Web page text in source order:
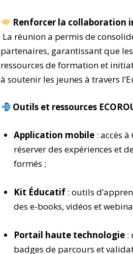
Renforcer la collaboration
La réunion a permis de
partenaires, garantissant que
ressources de formation et
à soutenir les jeunes à travers
Outils et ressources
Application mobile: accès
réserver des expériences et
formés ;
Kit Éducatif: outils
des e-books, vidéos et
Portail haute technologie:
badges de parcours et